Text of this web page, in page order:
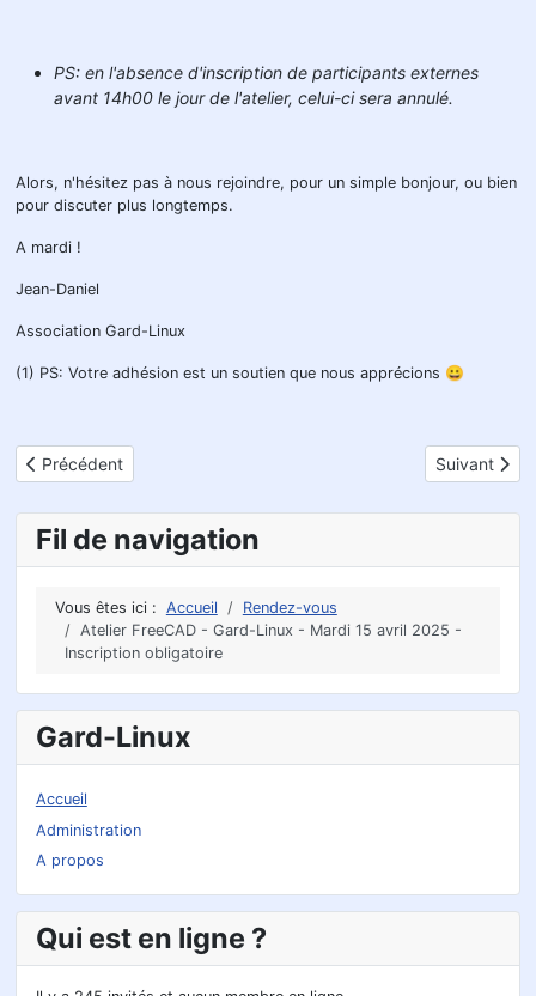
PS: en l'absence d'inscription de participants externes
avant 14h00 le jour de l'atelier, celui-ci sera annulé.
Alors, n'hésitez pas à nous rejoindre, pour un simple bonjour, ou bien
pour discuter plus longtemps.
A mardi !
Jean-Daniel
Association Gard-Linux
(1) PS: Votre adhésion est un soutien que nous apprécions 😀
Article précédent : Prochaine Rencontre Vergèze 14 octobre
Précédent Article
Suivant
Fil de navigation
Vous êtes ici : Accueil
Rendez-vous
Atelier FreeCAD - Gard-Linux - Mardi 15 avril 2025 -
Inscription obligatoire
Gard-Linux
Accueil
Administration
A propos
Qui est en ligne ?